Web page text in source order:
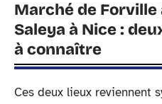
Marché de Forville
Saleya à Nice :
à connaître
Ces deux lieux reviennent